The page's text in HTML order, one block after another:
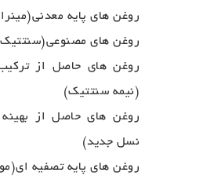
روغن های پایه
روغن های
روغن های حاصل از
(نیمه سنتتیک)
روغن های حاصل از بهینه
نسل جدید)
روغن های پایه تصفیه